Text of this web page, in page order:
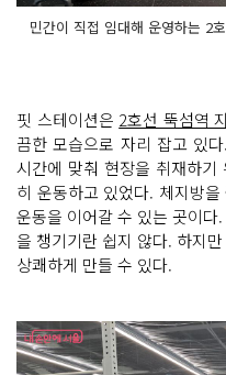
민간이 직접 임대해 운영하는 2
핏 스테이션은 2호선 뚝섬역
끔한 모습으로 자리 잡고 있
시간에 맞춰 현장을 취재하기
히 운동하고 있었다. 체지방
운동을 이어갈 수 있는 곳이
을 챙기기란 쉽지 않다. 하지
상쾌하게 만들 수 있다.